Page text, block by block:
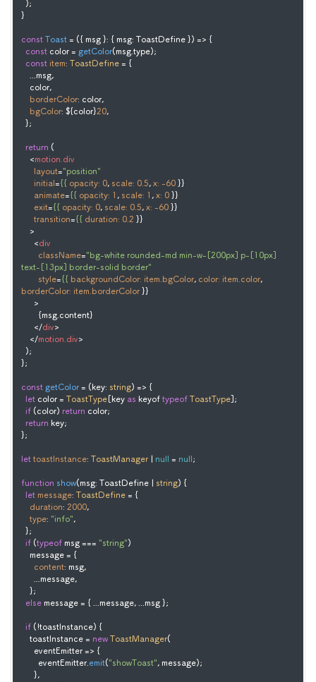
}
const Toast = ({ msg }: { msg: ToastDefine }) => {
const color = getColor(msg.type);
const item: ToastDefine = {
borderColor: color,
bgColor: ${color}20,
return (
<motion.div
layout="position"
initial ={{ opacity: 0, scale: 0.5, x: -60 }}
animate={{ opacity: , scale: , x: 0 }}
exit={{ opacity: 0, scale: 0.5, x: -60 }}
transition={{ duration: 0.2 }}
    >
<div
className="bg-white rounded-md min-w-[200px] p-[10px]
text-[13px] border-solid border"
style={{ backgroundColor: item.bgColor, color: item.color,
borderColor: item.borderColor }}
      >
</div>
</motion.div>
};
const getColor = (key: string) => {
let color = ToastType[key as keyof typeof ToastType];
if (color) return color;
return key;
};
let toastInstance: ToastManager | null = null ;
function show(msg: ToastDefine | string) {
let message: ToastDefine = {
duration: 2000,
type: "info",
if (typeof msg === "string")
content: msg,
else message = { ...message, ...msg };
if (!toastInstance) {
    toastInstance =
new ToastManager(
eventEmitter => {
        eventEmitter.
emit("showToast", message);